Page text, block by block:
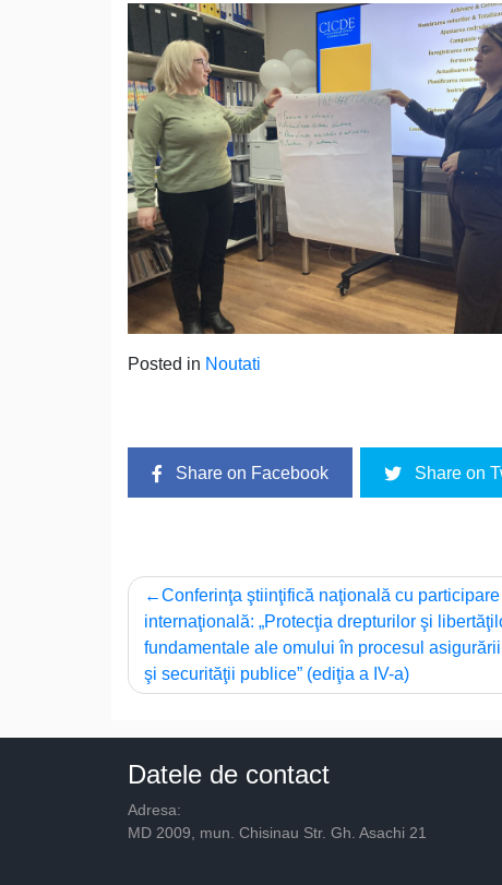
Posted in Noutati
Share on Facebook Share on
Navigare
în
articole
Conferinţa ştiinţifică naţională cu participare
internaţională: „Protecţia drepturilor şi
fundamentale ale omului în procesul
şi securităţii publice” (ediţia a IV-a)
Datele de contact
Adresa:
MD 2009, mun. Chisinau Str. Gh. Asachi 21